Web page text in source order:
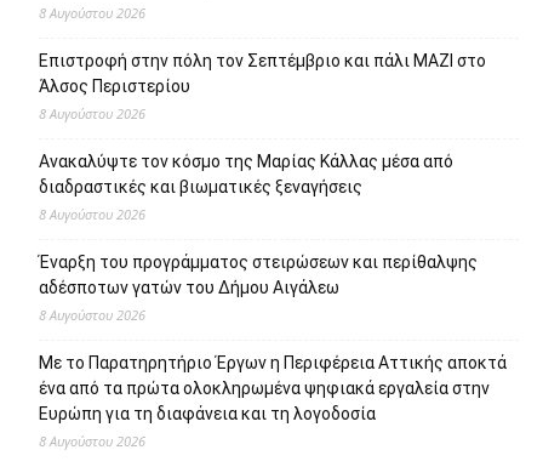
8 Αυγούστου 2026
Επιστροφή στην πόλη τον Σεπτέμβριο και πάλι ΜΑΖΙ στο
Άλσος Περιστερίου
8 Αυγούστου 2026
Ανακαλύψτε τον κόσμο της Μαρίας Κάλλας μέσα από
διαδραστικές και βιωματικές ξεναγήσεις
8 Αυγούστου 2026
Έναρξη του προγράμματος στειρώσεων και περίθαλψης
αδέσποτων γατών του Δήμου Αιγάλεω
8 Αυγούστου 2026
Με το Παρατηρητήριο Έργων η Περιφέρεια Αττικής αποκτά
ένα από τα πρώτα ολοκληρωμένα ψηφιακά εργαλεία στην
Ευρώπη για τη διαφάνεια και τη λογοδοσία
8 Αυγούστου 2026